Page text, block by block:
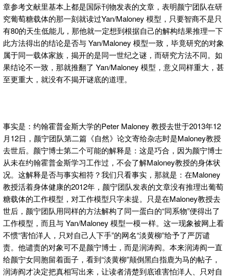
章参考文献里基本上都是国际刊物发表的文章，表明颜宁团队在研
究葡萄糖载体的那一刻就读过Yan/Maloney 模型，只要智商不是只
有80的天生低能儿，那他就一定想到根据自己的解构结果推理一下
此方法得出的结论是否与 Yan/Maloney 模型一致，毕竟研究的对象
属于同一载体家族，揭开的是同一世纪之谜，而研究方法不同。如
果结论不一致，那就推翻了 Yan/Maloney 模型，意义同样重大，甚
至更重大，就没有不揭开谜底的道理。
事实是：约翰霍普金斯大学的Peter Maloney 教授去世于2013年12
月12日，颜宁团队第二篇《自然》论文寄给杂志时是Maloney教授
去世后。颜宁博士第二个可能的解释是：这是巧合，因为颜宁博士
从未在约翰霍普金斯学习工作过，不会了解Maloney教授的身体状
况。这解释是否与事实相符？我们只看事实，那就是：在Maloney
教授活着身体健康的2012年，颜宁团队发表的文章没有推理出葡萄
糖载体的工作模型，对工作模型只字未提。只是在Maloney教授去
世后，颜宁团队用同样的方法解构了同一蛋白的“同系物”便得出了
工作模型，而且与 Yan/Maloney 模型一模一样。这一现象被网上看
不惯“害怕洋人，只对自己人下手”的网名“淡黄柳”给予了严厉谴
责。他谴责的对象可不是颜宁博士，而是润涛阎。本来润涛阎一直
给颜宁女同胞留着面子，看到“淡黄柳”颠倒黑白指鹿为马的帖子，
润涛阎才决定把真相写出来，让读者清楚到底谁害怕洋人、只对自